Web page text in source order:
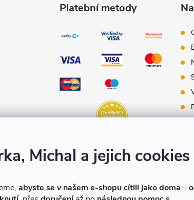
Michal a jejich cookies
abyste se v našem e-shopu cítili jako doma –
Platební metody